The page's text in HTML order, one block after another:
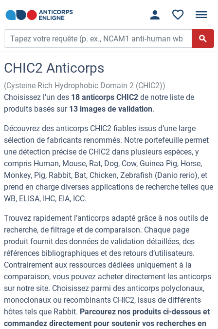
CHIC2 Anticorps
(Cysteine-Rich Hydrophobic Domain 2 (CHIC2))
Choisissez l’un des 18 anticorps CHIC2 de notre liste de
produits basés sur 13 images de validation.
Découvrez des anticorps CHIC2 fiables issus d’une large
sélection de fabricants renommés. Notre portefeuille permet
une détection précise de CHIC2 dans plusieurs espèces, y
compris Human, Mouse, Rat, Dog, Cow, Guinea Pig, Horse,
Monkey, Pig, Rabbit, Bat, Chicken, Zebrafish (Danio rerio), et
prend en charge diverses applications de recherche telles que
WB, ELISA, IHC, EIA, ICC.
Trouvez rapidement l’anticorps adapté grâce à nos outils de
recherche, de filtrage et de comparaison. Chaque page
produit fournit des données de validation détaillées, des
références bibliographiques et des retours d’utilisateurs.
Contrairement aux ressources dédiées uniquement à la
comparaison, vous pouvez acheter directement les anticorps
sur notre site. Choisissez parmi des anticorps polyclonaux,
monoclonaux ou recombinants CHIC2, issus de différents
hôtes tels que Rabbit. Parcourez nos produits ci-dessous et
commandez directement pour soutenir vos recherches en